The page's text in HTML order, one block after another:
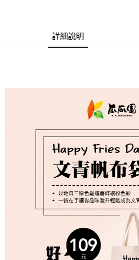
【關於「AFTEE先享後付」】
３．安心：先確認商品／服務後，再付款。
【「AFTEE先享後付」結帳流程】
１．於結帳方式選擇「AFTEE先享後付」後，
２．訂單成立數日內，您將收到繳費通知簡訊。
３．收到繳費通知簡訊後14天內，點擊此簡訊
ATM／網路銀行／等多元方式進行付款，方視為
※ 請注意：結帳手續完成當下不需立刻繳費，
購買商品的店家。未經商家同意取消之訂單仍
後付繳納相關費用。
※ 交易是否成功請以「AFTEE先享後付 」之結
是否繳費成功／繳費後需取消欲退款等相關疑
https://
１．透過由恩沛科技股份有限公司提供之「
易，需依本服務之必要範圍內提供個人資料，
權轉讓予恩沛科技股份有限公司。
２．關於個人資料處理事宜，請瀏覽以下網址：
全家取貨付款
每筆NT$120，滿NT$599(含以上)免運費
每筆NT$120，滿NT$599(含以上)免運費
宅配到府(常溫)
每筆NT$120，滿NT$1,500(含以上)免運
詳細說明